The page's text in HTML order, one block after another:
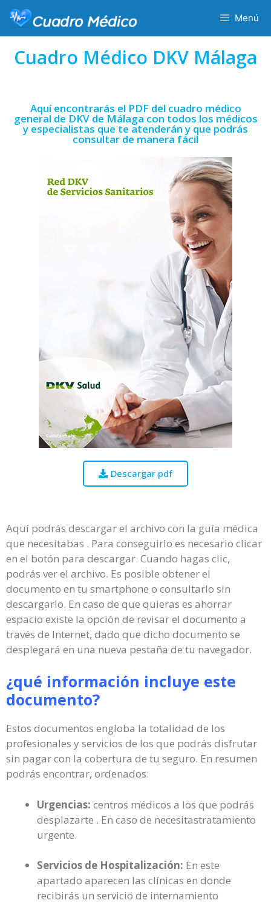
Menú
Cuadro Médico DKV Málaga
Aquí encontrarás el PDF del cuadro médico
general de DKV de Málaga con todos los médicos
y especialistas que te atenderán y que podrás
consultar de manera fácil
Descargar pdf
Aquí podrás descargar el archivo con la guía médica
que necesitabas . Para conseguirlo es necesario clicar
en el botón para descargar. Cuando hagas clic,
podrás ver el archivo. Es posible obtener el
documento en tu smartphone o consultarlo sin
descargarlo. En caso de que quieras es ahorrar
espacio existe la opción de revisar el documento a
través de Internet, dado que dicho documento se
desplegará en una nueva pestaña de tu navegador.
¿qué información incluye este
documento?
Estos documentos engloba la totalidad de los
profesionales y servicios de los que podrás disfrutar
sin pagar con la cobertura de tu seguro. En resumen
podrás encontrar, ordenados:
Urgencias: centros médicos a los que podrás
desplazarte . En caso de necesitastratamiento
urgente.
Servicios de Hospitalización: En este
apartado aparecen las clínicas en donde
recibirás un servicio de internamiento